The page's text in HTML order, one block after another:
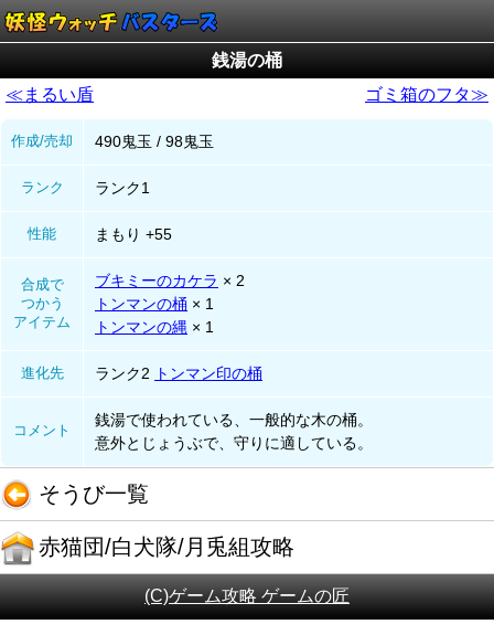
銭湯の桶
≪まるい盾
ゴミ箱のフタ≫
作成/売却 490鬼玉 / 98鬼玉
ランク ランク1
性能 まもり +55
合成で
つかう
アイテム
ブキミーのカケラ × 2
トンマンの桶 × 1
トンマンの縄 × 1
進化先 ランク2 トンマン印の桶
コメント
銭湯で使われている、一般的な木の桶。
意外とじょうぶで、守りに適している。
そうび一覧
赤猫団/白犬隊/月兎組攻略
(C)ゲーム攻略 ゲームの匠